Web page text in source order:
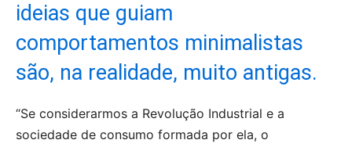
ideias que guiam
comportamentos minimalistas
são, na realidade, muito antigas.
“Se considerarmos a Revolução Industrial e a
sociedade de consumo formada por ela, o